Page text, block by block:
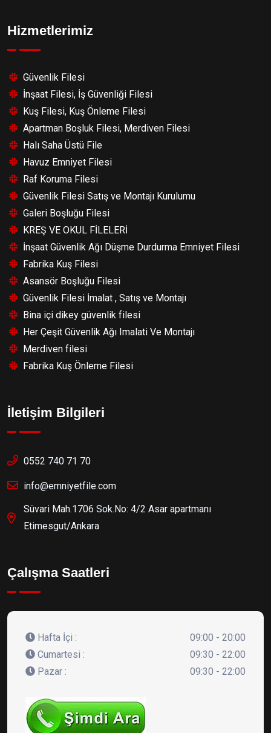
Hizmetlerimiz
Güvenlik Filesi
İnşaat Filesi, İş Güvenliği Filesi
Kuş Filesi, Kuş Önleme Filesi
Apartman Boşluk Filesi, Merdiven Filesi
Halı Saha Üstü File
Havuz Emniyet Filesi
Raf Koruma Filesi
Güvenlik Filesi Satış ve Montajı Kurulumu
Galeri Boşluğu Filesi
KREŞ VE OKUL FİLELERİ
İnşaat Güvenlik Ağı Düşme Durdurma Emniyet Filesi
Fabrika Kuş Filesi
Asansör Boşluğu Filesi
Güvenlik Filesi İmalat , Satış ve Montajı
Bina içi dikey güvenlik filesi
Her Çeşit Güvenlik Ağı Imalati Ve Montajı
Merdiven filesi
Fabrika Kuş Önleme Filesi
İletişim Bilgileri
0552 740 71 70
info@emniyetfile.com
Süvari Mah.1706 Sok.No: 4/2 Asar apartmanı
Etimesgut/Ankara
Çalışma Saatleri
Hafta İçi :
09:00 - 20:00
Cumartesi :
09:30 - 22:00
Pazar :
09:30 - 22:00